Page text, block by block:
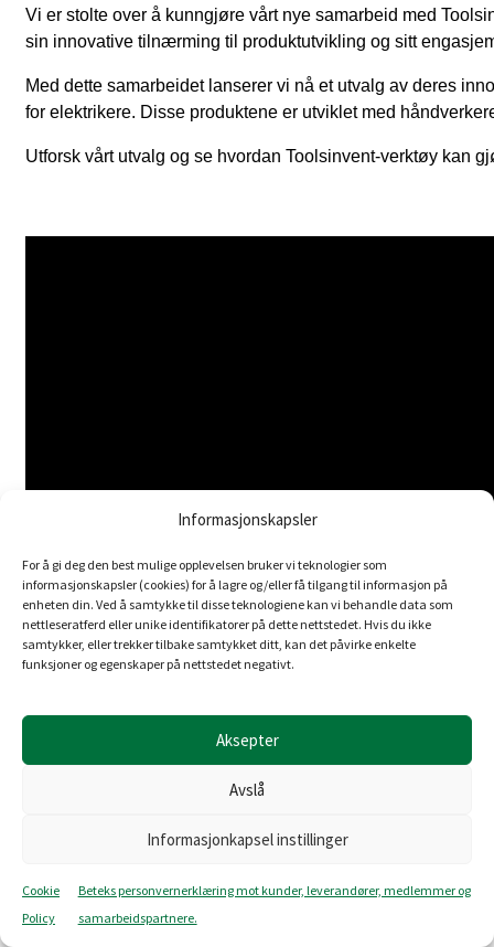
Informasjonskapsler
For å gi deg den best mulige opplevelsen bruker vi teknologier som
informasjonskapsler (cookies) for å lagre og/eller få tilgang til informasjon på
enheten din. Ved å samtykke til disse teknologiene kan vi behandle data som
nettleseratferd eller unike identifikatorer på dette nettstedet. Hvis du ikke
samtykker, eller trekker tilbake samtykket ditt, kan det påvirke enkelte
funksjoner og egenskaper på nettstedet negativt.
Aksepter
Avslå
Informasjonkapsel instillinger
Cookie
Policy
Beteks personvernerklæring mot kunder, leverandører, medlemmer og
samarbeidspartnere.
Vi er stolte over å kunngjøre vårt nye samarbeid med
sin innovative tilnærming til produktutvikling og sitt
Med dette samarbeidet lanserer vi nå et utvalg av deres
for elektrikere. Disse produktene er utviklet med
Utforsk vårt utvalg og se hvordan Toolsinvent-verktøy kan